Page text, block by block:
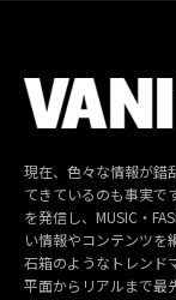
現在、色々な情報が錯
てきているのも事実で
を発信し、MUSIC・
い情報やコンテンツを
石箱のようなトレンド
平面からリアルまで最